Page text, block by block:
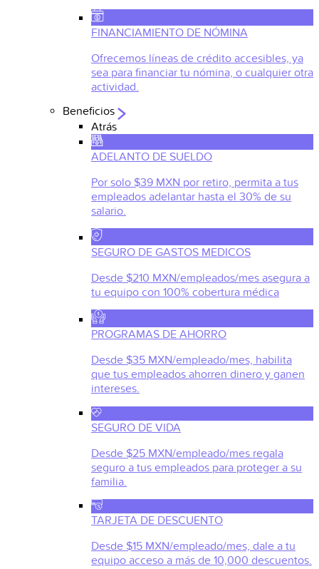
FINANCIAMIENTO DE NÓMINA
Ofrecemos líneas de crédito accesibles, ya
sea para financiar tu nómina, o cualquier otra
actividad.
Beneficios
Atrás
ADELANTO DE SUELDO
Por solo $39 MXN por retiro, permita a tus
empleados adelantar hasta el 30% de su
salario.
SEGURO DE GASTOS MEDICOS
Desde $210 MXN/empleados/mes asegura a
tu equipo con 100% cobertura médica
PROGRAMAS DE AHORRO
Desde $35 MXN/empleado/mes, habilita
que tus empleados ahorren dinero y ganen
intereses.
SEGURO DE VIDA
Desde $25 MXN/empleado/mes regala
seguro a tus empleados para proteger a su
familia.
TARJETA DE DESCUENTO
Desde $15 MXN/empleado/mes, dale a tu
equipo acceso a más de 10,000 descuentos.